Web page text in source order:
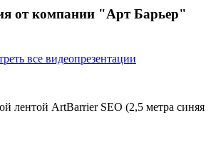
от компании "Арт Барьер"
все видеопрезентации